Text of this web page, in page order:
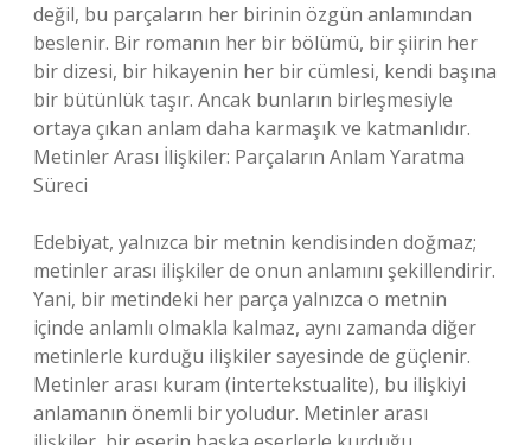
değil, bu parçaların her birinin özgün anlamından
beslenir. Bir romanın her bir bölümü, bir şiirin her
bir dizesi, bir hikayenin her bir cümlesi, kendi başına
bir bütünlük taşır. Ancak bunların birleşmesiyle
ortaya çıkan anlam daha karmaşık ve katmanlıdır.
Metinler Arası İlişkiler: Parçaların Anlam Yaratma
Süreci
Edebiyat, yalnızca bir metnin kendisinden doğmaz;
metinler arası ilişkiler de onun anlamını şekillendirir.
Yani, bir metindeki her parça yalnızca o metnin
içinde anlamlı olmakla kalmaz, aynı zamanda diğer
metinlerle kurduğu ilişkiler sayesinde de güçlenir.
Metinler arası kuram (intertekstualite), bu ilişkiyi
anlamanın önemli bir yoludur. Metinler arası